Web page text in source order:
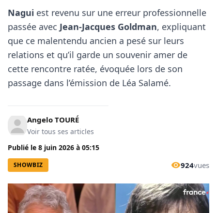
Nagui est revenu sur une erreur professionnelle
passée avec Jean-Jacques Goldman, expliquant
que ce malentendu ancien a pesé sur leurs
relations et qu’il garde un souvenir amer de
cette rencontre ratée, évoquée lors de son
passage dans l’émission de Léa Salamé.
Angelo TOURÉ
Voir tous ses articles
Publié le 8 juin 2026 à 05:15
SHOWBIZ 924vues